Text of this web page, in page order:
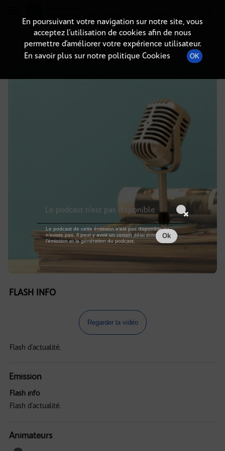
DÉTAILS DE L'ÉPISODE
1 mai 2026 à 3h59, durée : Invalid date
FLASH INFO
Regarder la vidéo
Flash d'actualité.
Emission
Flash info
Flash d'actualité.
Animateurs
En poursuivant votre navigation sur notre site, vous
acceptez l’utilisation de cookies afin de nous
permettre d’améliorer votre expérience utilisateur.
En savoir plus sur notre politique Cookies
OK
Le podcast n'est pas disponible
Le podcast de cette émission n'est pas disponible ou
n'existe pas. Il peut y avoir un certain délai entre la fin de
l'émission et la génération du podcast.
Ok